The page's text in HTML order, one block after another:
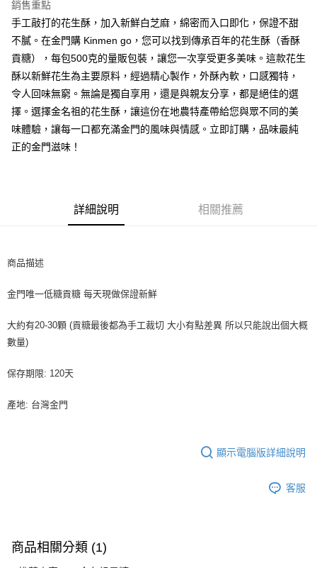
AFTEE先享後付是「在收到商品之後才付款」的支付方式。 讓您購物簡單
便利好安心！
１．簡單：不需註冊會員、不需綁卡、不需儲值。
２．便利：只要手機號碼，簡訊認證，即可結帳。
３．安心：先確認商品／服務後，再付款。
１．於結帳方式選擇「AFTEE先享後付」後，將跳轉至「AFTEE先享後付」
結帳頁面，進行簡訊認證並確認金額後，即可完成結帳。
２．訂單成立數日內，您將收到繳費通知簡訊。
３．收到繳費通知簡訊後14天內，點擊此簡訊中的連結，可透過四大超商／
後付繳納相關費用。
※ 交易是否成功請以「AFTEE先享後付 」之結帳頁面顯示為準，若有關於
【注意事項】
易，需依本服務之必要範圍內提供個人資料，並將交易相關給付款項請求債
２．關於個人資料處理事宜，請瀏覽以下網址：
https://aftee.tw/terms/#terms3
３．未成年的使用者請事先徵得法定代理人或監護人之同意方可使用
任。
請求用戶進行身份認證。
ATM付款
運送方式
付款後全家取貨
每筆NT$70
付款後7-11取貨
每筆NT$70
銷售重點
手工敲打的花生酥，加入新鮮白芝麻，綿密而入口即化，保證不甜
不膩。在金門購 Kinmen go，您可以找到傳承百年的花生酥（香酥
貢糖），每包500克的量販包裝，讓您一次享受更多美味。這款花生
酥以新鮮花生為主要原料，經過精心製作，外酥內軟，口感獨特，
令人回味無窮。無論是獨自享用，還是與親友分享，都是絕佳的選
擇。選擇金名祖的花生酥，讓這份在地農特產帶給您與眾不同的美
味體驗，讓每一口都充滿金門的風味與情感。立即訂購，品味最純
正的金門滋味！
詳細說明 相關推薦
商品描述
金門唯一低糖貢糖 每天現做保證新鮮
大約有20-30顆 (貢糖最後都為手工裁切 大小有點差異 所以只能說出個大概
數量)
保存期限: 120天
產地: 台灣金門
顯示電腦版詳細說明
客服
商品相關分類 (1)